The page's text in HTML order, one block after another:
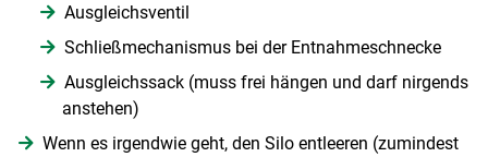
Ausgleichsventil
Schließmechanismus bei der Entnahmeschnecke
Ausgleichssack (muss frei hängen und darf nirgends
anstehen)
Wenn es irgendwie geht, den Silo entleeren (zumindest